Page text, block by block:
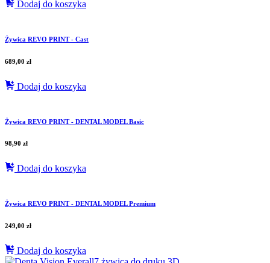
Dodaj do koszyka
Żywica REVO PRINT - Cast
689,00 zł
Dodaj do koszyka
Żywica REVO PRINT - DENTAL MODEL Basic
98,90 zł
Dodaj do koszyka
Żywica REVO PRINT - DENTAL MODEL Premium
249,00 zł
Dodaj do koszyka